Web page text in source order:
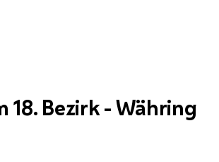
18. Bezirk - Währing